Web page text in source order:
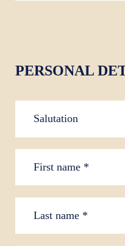
PERSONAL
Salutation